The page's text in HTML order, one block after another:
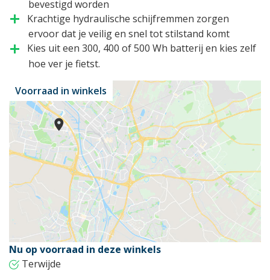
bevestigd worden
add
Krachtige hydraulische schijfremmen zorgen
ervoor dat je veilig en snel tot stilstand komt
add
Kies uit een 300, 400 of 500 Wh batterij en kies zelf
hoe ver je fietst.
Voorraad in winkels
Nu op voorraad in deze winkels
Terwijde